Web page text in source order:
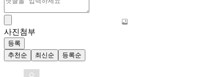
사진첨부
등록
추천순
최신순 등록순